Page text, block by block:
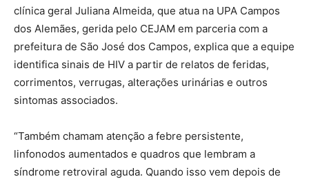
clínica geral Juliana Almeida, que atua na UPA Campos
dos Alemães, gerida pelo CEJAM em parceria com a
prefeitura de São José dos Campos, explica que a equipe
identifica sinais de HIV a partir de relatos de feridas,
corrimentos, verrugas, alterações urinárias e outros
sintomas associados.
“Também chamam atenção a febre persistente,
linfonodos aumentados e quadros que lembram a
síndrome retroviral aguda. Quando isso vem depois de